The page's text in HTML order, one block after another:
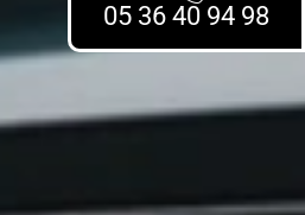
05 36 40 94 98